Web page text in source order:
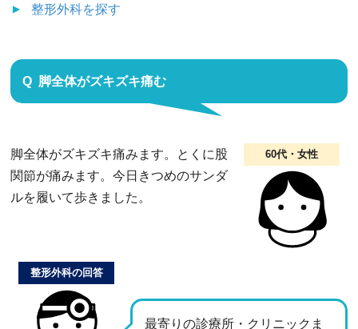
整形外科を探す
脚全体がズキズキ痛む
60代・女性
脚全体がズキズキ痛みます。とくに股
関節が痛みます。今日きつめのサンダ
ルを履いて歩きました。
最寄りの診療所・クリニックま
整形外科の回答